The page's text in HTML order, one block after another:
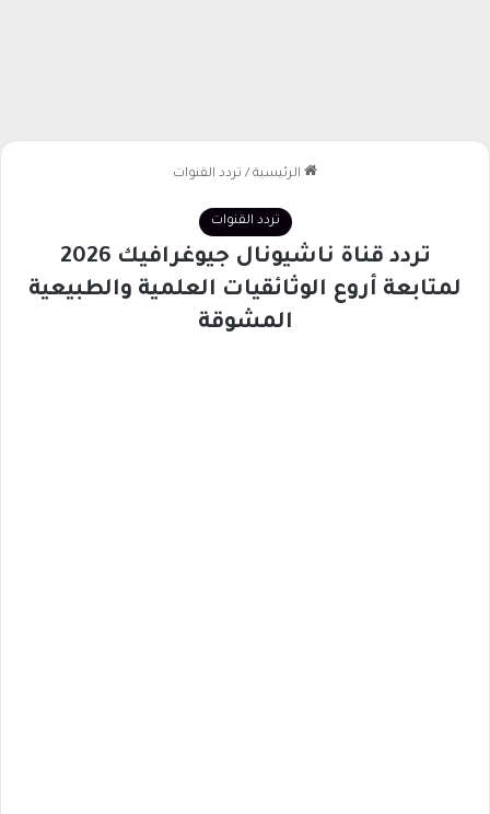
الرئيسية / تردد القنوات
تردد القنوات
تردد قناة ناشيونال جيوغرافيك 2026
لمتابعة أروع الوثائقيات العلمية والطبيعية
المشوقة